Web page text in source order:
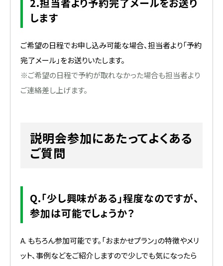
2.担当者より予約完了メールをお送り
します
ご希望の日程でお申し込み可能な場合、担当者より「予約
完了メール」をお送りいたします。
※ご希望の日程で予約が取れなかった場合も担当者より
ご連絡差し上げます。
説明会参加にあたってよくある
ご質問
Q.「少し興味がある」程度なのですが、
参加は可能でしょうか？
A. もちろん参加可能です。「おまかせプラン」の特徴やメリ
ット、事例などをご紹介しますので少しでも気になったら